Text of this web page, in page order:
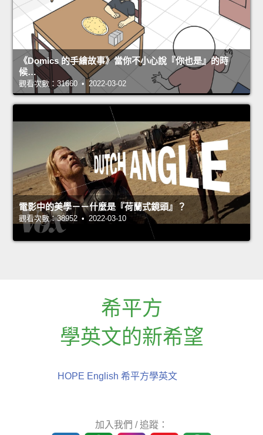
《Domics 的手繪故事》當你不小心說『你也是』的時
候…
觀看次數：31660 • 2022-03-02
電影中的美學－－什麼是『荷蘭式鏡頭』？
觀看次數：38952 • 2022-03-10
希平方
學英文的新希望
HOPE English 希平方學英文
加入我們 / 追蹤：